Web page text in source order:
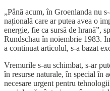
„Până acum, în Groenlanda nu
națională care ar putea avea o
energie, fie ca sursă de hrană”,
Rundschau în noiembrie 1983.
a continuat articolul, s-a bazat
Vremurile s-au schimbat, s-ar
în resurse naturale, în special în
necesare urgent pentru